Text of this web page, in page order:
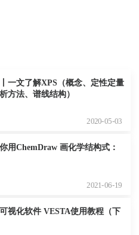
一文了解XPS（概念、定性定量
方法、谱线结构）
2020-05-03
用ChemDraw 画化学结构式：
2021-06-19
视化软件 VESTA使用教程（下